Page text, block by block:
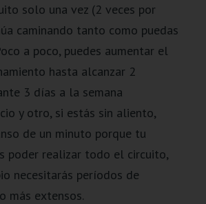
solo una vez (2 veces por
caminando tanto como puedas
a poco, puedes aumentar el
hasta alcanzar 2
3 días a la semana
y otro, si estás sin aliento,
de un minuto porque tu
poder realizar todo el circuito,
necesitarás períodos de
más extensos.